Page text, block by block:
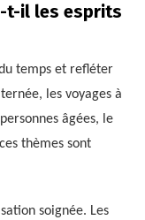
t-il les esprits
temps et refléter
les voyages à
âgées, le
thèmes sont
soignée. Les